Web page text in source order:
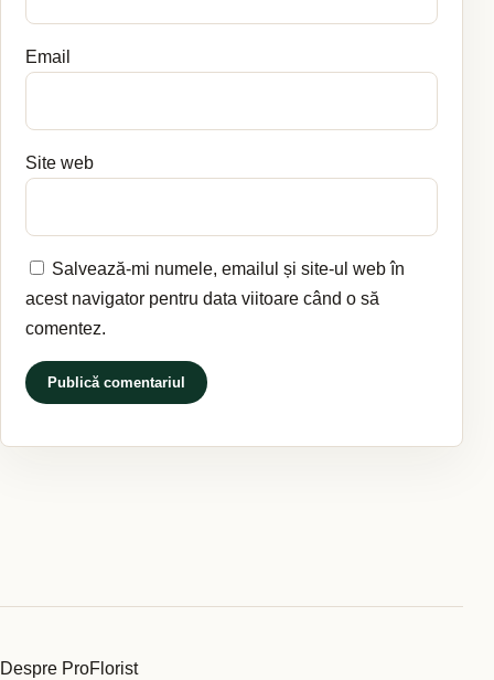
Email
Site web
Salvează-mi numele, emailul și site-ul web în
acest navigator pentru data viitoare când o să
comentez.
Despre ProFlorist